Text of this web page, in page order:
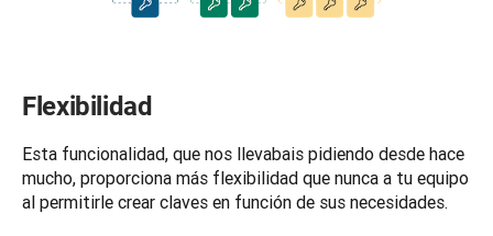
Flexibilidad
Esta funcionalidad, que nos llevabais pidiendo desde hace
mucho, proporciona más flexibilidad que nunca a tu equipo
al permitirle crear claves en función de sus necesidades.